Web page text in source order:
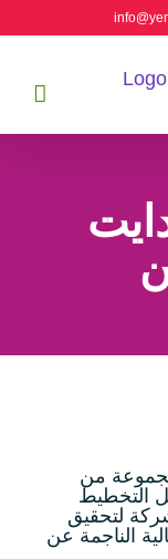
من
التخطيط
لتحقيق
الناجمة عن